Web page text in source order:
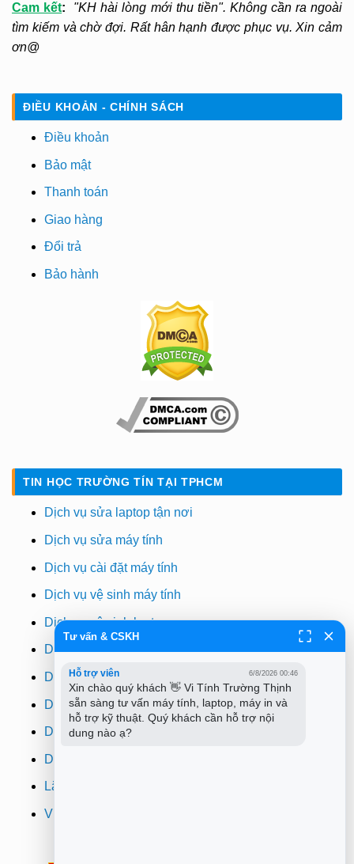
Cam kết:
"KH hài lòng mới thu tiền". Không cần ra ngoài
tìm kiếm và chờ đợi. Rất hân hạnh được phục vụ. Xin cảm
ơn@
ĐIỀU KHOẢN - CHÍNH SÁCH
Điều khoản
Bảo mật
Thanh toán
Giao hàng
Đổi trả
Bảo hành
TIN HỌC TRƯỜNG TÍN TẠI TPHCM
Dịch vụ sửa laptop tận nơi
Dịch vụ sửa máy tính
Dịch vụ cài đặt máy tính
Dịch vụ vệ sinh máy tính
Dịch vụ vệ sinh laptop
Dịch vụ cài win
Dịch vụ cứu dữ liệu
Dịch vụ sửa wifi tại nhà
Dịch vụ sửa máy in
Dịch vụ nạp mực máy in
Lắp đặt camera quan sát tphcm
Vi tính Trường Thịnh
Tư vấn & CSKH
Hỗ trợ viên 6/8/2026 00:46
Xin chào quý khách 👋 Vi Tính Trường Thịnh
sẵn sàng tư vấn máy tính, laptop, máy in và
hỗ trợ kỹ thuật. Quý khách cần hỗ trợ nội
dung nào ạ?